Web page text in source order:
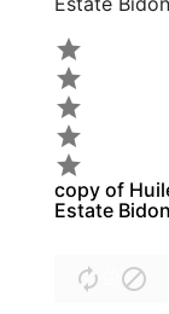





copy of
Estate
 